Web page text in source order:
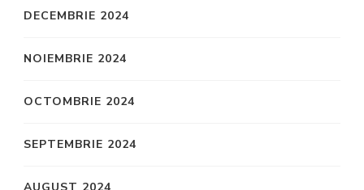
DECEMBRIE 2024
NOIEMBRIE 2024
OCTOMBRIE 2024
SEPTEMBRIE 2024